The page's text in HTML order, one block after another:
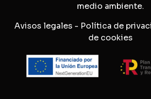
medio ambiente.
Avisos legales - Política de
de cookies